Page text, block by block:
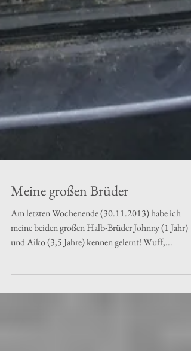
Meine großen Brüder
Am letzten Wochenende (30.11.2013) habe ich
und Aiko (3,5 Jahre) kennen gelernt! Wuff,...